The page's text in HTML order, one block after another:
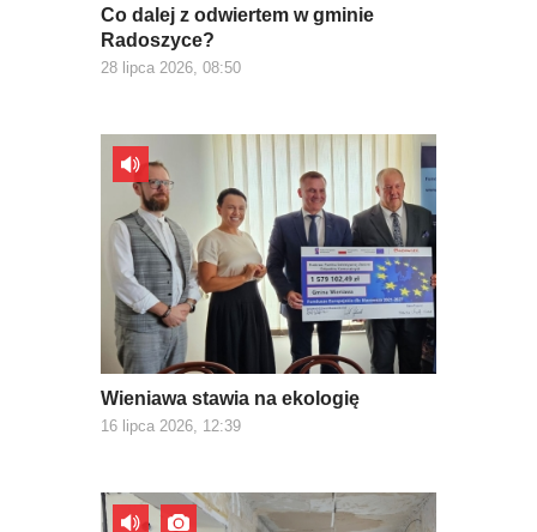
Co dalej z odwiertem w gminie
Radoszyce?
28 lipca 2026, 08:50
Wieniawa stawia na ekologię
16 lipca 2026, 12:39